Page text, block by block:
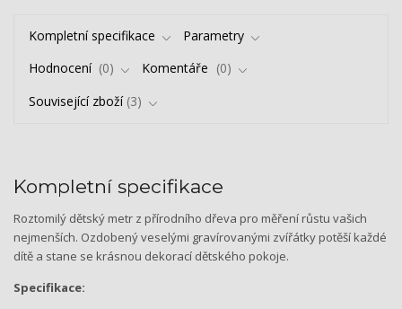
Kompletní specifikace
Parametry
Hodnocení
0 Komentáře
0
Související zboží 3
Kompletní specifikace
Roztomilý dětský metr z přírodního dřeva pro měření růstu vašich
nejmenších. Ozdobený veselými gravírovanými zvířátky potěší každé
dítě a stane se krásnou dekorací dětského pokoje.
Specifikace: